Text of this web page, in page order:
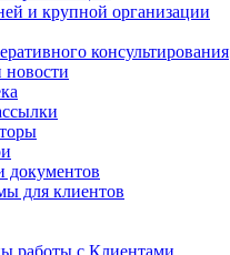
и крупной организации
консультирования
документов
для клиентов
работы с Клиентами